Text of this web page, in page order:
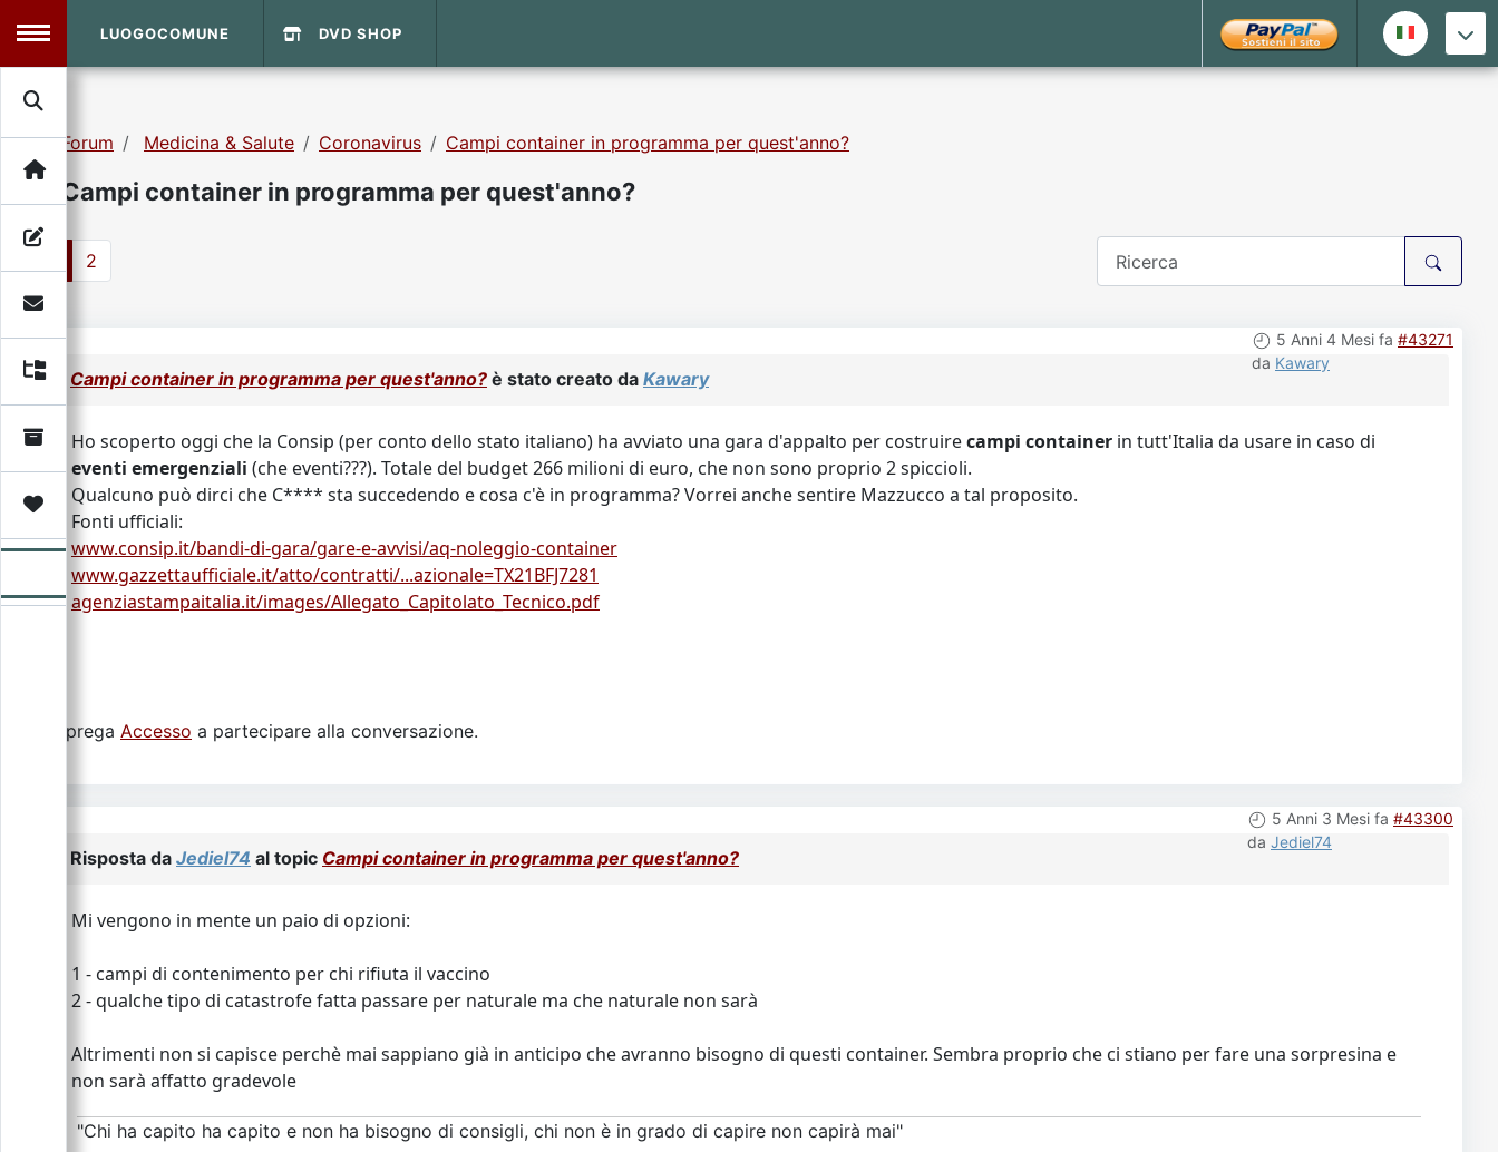
MENU
Search
DVD Shop
Info Sito
Login
Vecchio Sito
Archivio
Video
Forum
Donazione
LUOGOCOMUNE DVD SHOP
Forum Medicina & Salute Coronavirus Campi container in programma per quest'anno?
Campi container in programma per quest'anno?
2
5 Anni 4 Mesi fa #43271
da Kawary
Campi container in programma per quest'anno? è stato creato da Kawary
Ho scoperto oggi che la Consip (per conto dello stato italiano) ha avviato una gara d'appalto per costruirecampi container in tutt'Italia da usare in caso di
eventi emergenziali (che eventi???). Totale del budget 266 milioni di euro, che non sono proprio 2 spiccioli.
Qualcuno può dirci che C**** sta succedendo e cosa c'è in programma? Vorrei anche sentire Mazzucco a tal proposito.
Fonti ufficiali:
www.consip.it/bandi-di-gara/gare-e-avvisi/aq-noleggio-container
www.gazzettaufficiale.it/atto/contratti/...azionale=TX21BFJ7281
agenziastampaitalia.it/images/Allegato_Capitolato_Tecnico.pdf
Si prega Accesso a partecipare alla conversazione.
5 Anni 3 Mesi fa #43300
da Jediel74
Risposta da Jediel74 al topic Campi container in programma per quest'anno?
Mi vengono in mente un paio di opzioni:
1 - campi di contenimento per chi rifiuta il vaccino
2 - qualche tipo di catastrofe fatta passare per naturale ma che naturale non sarà
Altrimenti non si capisce perchè mai sappiano già in anticipo che avranno bisogno di questi container. Sembra proprio che ci stiano per fare una sorpresina e
non sarà affatto gradevole
"Chi ha capito ha capito e non ha bisogno di consigli, chi non è in grado di capire non capirà mai"